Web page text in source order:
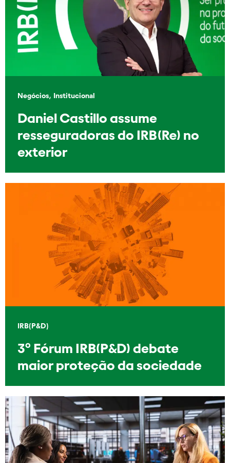
Negócios, Institucional
Daniel Castillo assume
resseguradoras do IRB(Re) no
exterior
IRB(P&D)
3º Fórum IRB(P&D) debate
maior proteção da sociedade